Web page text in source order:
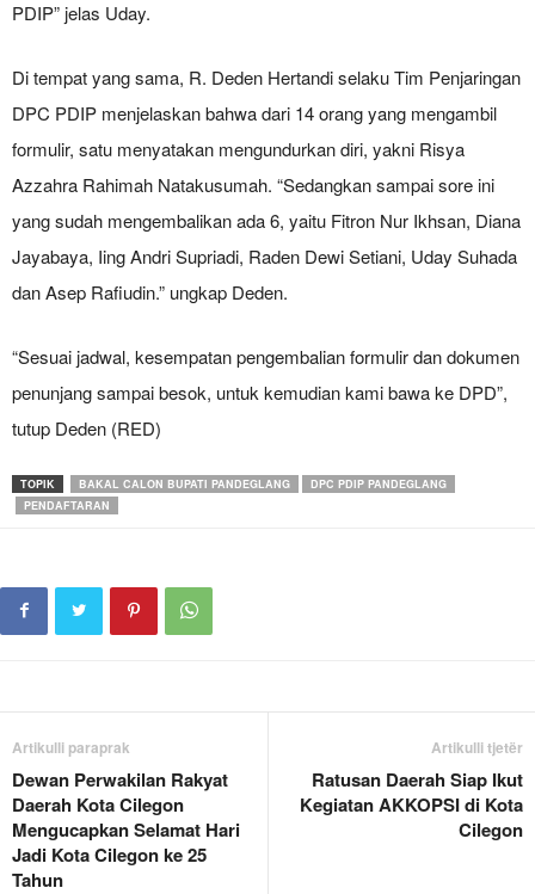
PDIP” jelas Uday.
Di tempat yang sama, R. Deden Hertandi selaku Tim Penjaringan
DPC PDIP menjelaskan bahwa dari 14 orang yang mengambil
formulir, satu menyatakan mengundurkan diri, yakni Risya
Azzahra Rahimah Natakusumah. “Sedangkan sampai sore ini
yang sudah mengembalikan ada 6, yaitu Fitron Nur Ikhsan, Diana
Jayabaya, Iing Andri Supriadi, Raden Dewi Setiani, Uday Suhada
dan Asep Rafiudin.” ungkap Deden.
“Sesuai jadwal, kesempatan pengembalian formulir dan dokumen
penunjang sampai besok, untuk kemudian kami bawa ke DPD”,
tutup Deden (RED)
TOPIK BAKAL CALON BUPATI PANDEGLANG
DPC PDIP PANDEGLANG
PENDAFTARAN
Artikulli paraprak
Dewan Perwakilan Rakyat
Daerah Kota Cilegon
Mengucapkan Selamat Hari
Jadi Kota Cilegon ke 25
Tahun
Artikulli tjetër
Ratusan Daerah Siap Ikut
Kegiatan AKKOPSI di Kota
Cilegon